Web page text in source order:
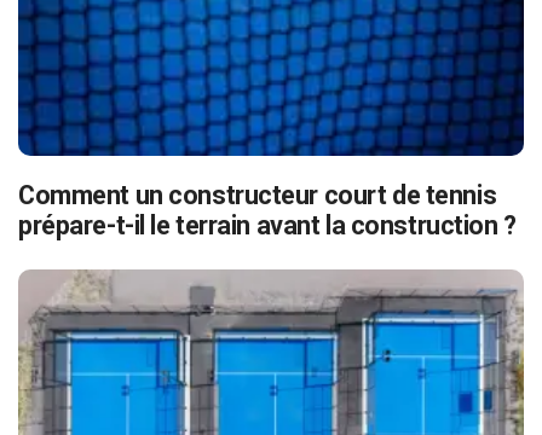
Comment un constructeur court de tennis
prépare-t-il le terrain avant la construction ?